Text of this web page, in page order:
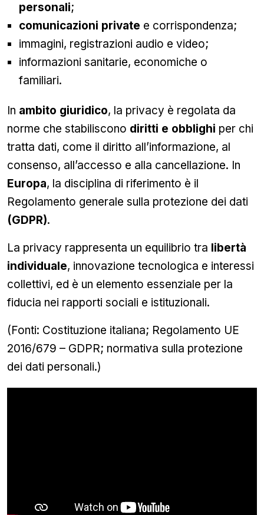
personali;
comunicazioni private e corrispondenza;
immagini, registrazioni audio e video;
informazioni sanitarie, economiche o
familiari.
In ambito giuridico, la privacy è regolata da
norme che stabiliscono diritti e obblighi per chi
tratta dati, come il diritto all’informazione, al
consenso, all’accesso e alla cancellazione. In
Europa, la disciplina di riferimento è il
Regolamento generale sulla protezione dei dati
(GDPR).
La privacy rappresenta un equilibrio tra libertà
individuale, innovazione tecnologica e interessi
collettivi, ed è un elemento essenziale per la
fiducia nei rapporti sociali e istituzionali.
(Fonti: Costituzione italiana; Regolamento UE
2016/679 – GDPR; normativa sulla protezione
dei dati personali.)